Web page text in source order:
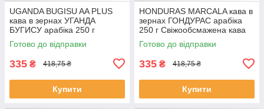
UGANDA BUGISU AA PLUS
кава в зернах УГАНДА
БУГИСУ арабіка 250 г
Свіжообсмажена кава
зернова Моносорт
Готово до відправки
335 ₴ 418,75 ₴
Купити
HONDURAS MARCALA кава в
зернах ГОНДУРАС арабіка
250 г Свіжообсмажена кава
зернова Моносорт
Готово до відправки
335 ₴ 418,75 ₴
Купити